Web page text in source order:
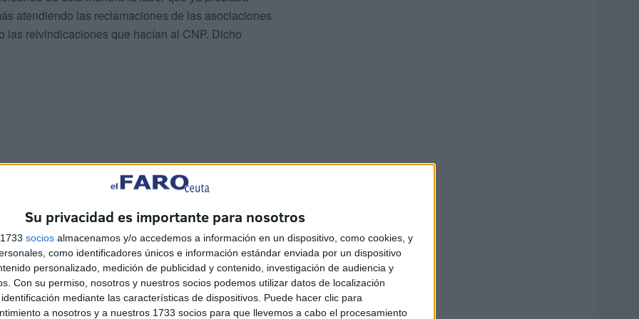
Su privacidad es importante para nosotros
socios almacenamos y/o accedemos a información en un dispositivo, como cookies, y
como identificadores únicos e información estándar enviada por un dispositivo
personalizado, medición de publicidad y contenido, investigación de audiencia y
Con su permiso, nosotros y nuestros socios podemos utilizar datos de localización
mediante las características de dispositivos. Puede hacer clic para
a nosotros y a nuestros 1733 socios para que llevemos a cabo el procesamiento
atendiendo las reclamaciones de las asociaciones
reivindicaciones que hacían al CNP. Dicho
La Guardia Civil localiza un
cadáver en Juan XXIII
HACE 1 HORA